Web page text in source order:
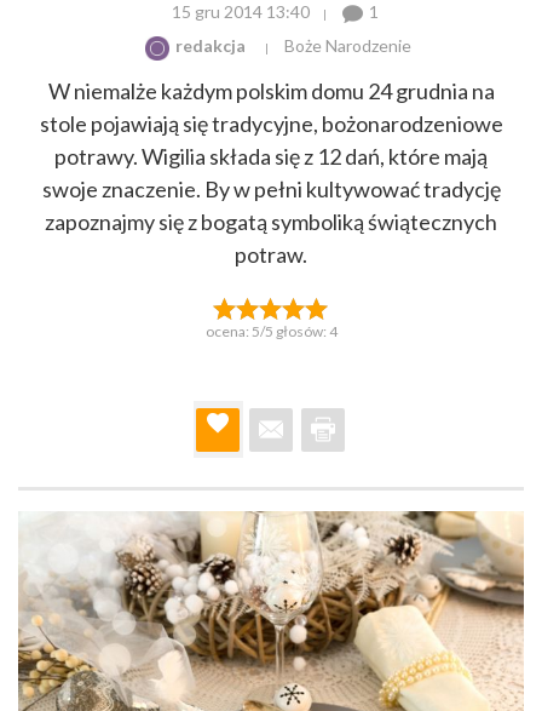
15 gru 2014 13:40
1
redakcja
Boże Narodzenie
W niemalże każdym polskim domu 24 grudnia na
stole pojawiają się tradycyjne, bożonarodzeniowe
potrawy. Wigilia składa się z 12 dań, które mają
swoje znaczenie. By w pełni kultywować tradycję
zapoznajmy się z bogatą symboliką świątecznych
potraw.
ocena: 5/5 głosów: 4